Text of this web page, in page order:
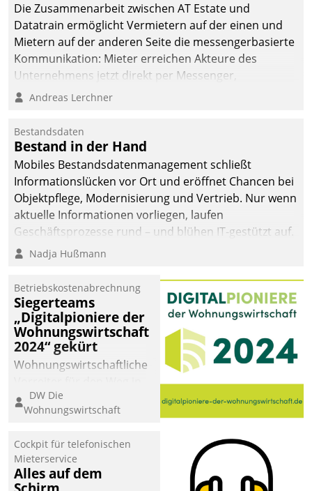
Die Zusammenarbeit zwischen AT Estate und
Datatrain ermöglicht Vermietern auf der einen und
Mietern auf der anderen Seite die messengerbasierte
Kommunikation: Mieter erreichen Akteure des
Unternehmens jetzt direkt per Messenger,
Mitarbeiter oder Dienstleister empfangen oder
Andreas Lerchner
Bestandsdaten
Bestand in der Hand
Mobiles Bestandsdatenmanagement schließt
Informationslücken vor Ort und eröffnet Chancen bei
Objektpflege, Modernisierung und Vertrieb. Nur wenn
aktuelle Informationen vorliegen, laufen
Geschäftsprozesse rund – und blühen IT-gestützt auf.
Nadja Hußmann
Betriebskostenabrechnung
Siegerteams
„Digitalpioniere der
Wohnungswirtschaft
2024“ gekürt
Wohnungswirtschaftliche
eine digitale Zukunft zu
finden, ist das Ziel des
der
Wohnungswirtschaft“.
Bewerben können sich
DW Die
Wohnungswirtschaft
Cockpit für telefonischen
Mieterservice
Alles auf dem